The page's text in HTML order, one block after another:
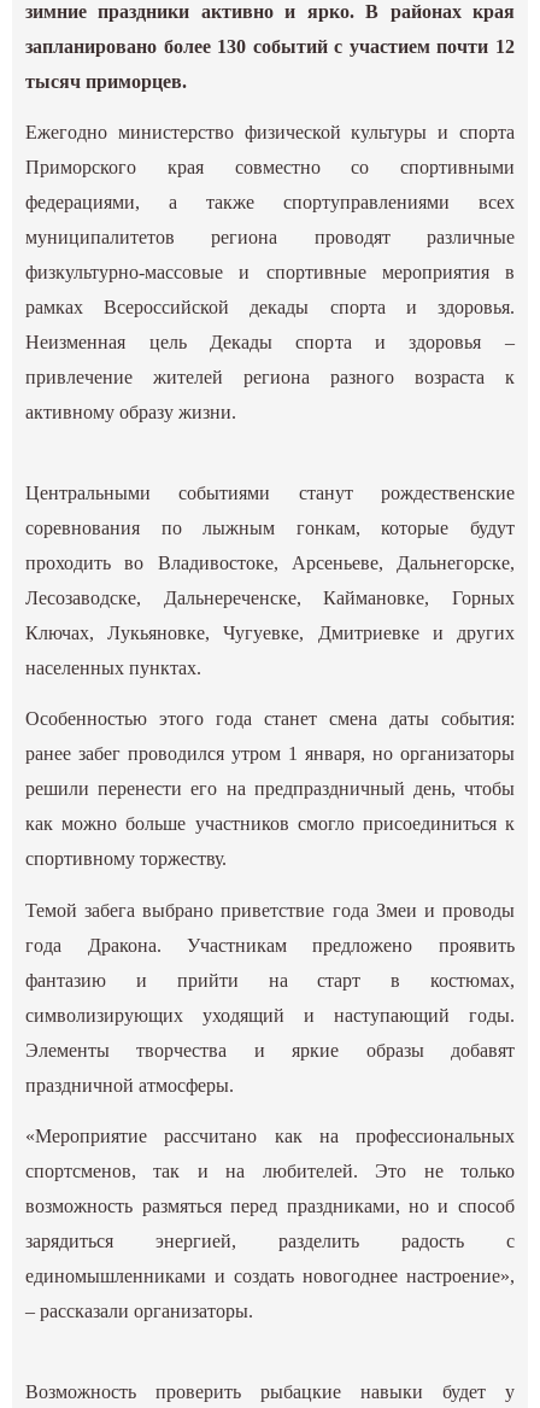
зимние праздники активно и ярко. В районах края
запланировано более 130 событий с участием почти 12
тысяч приморцев.
Ежегодно министерство физической культуры и спорта
Приморского края совместно со спортивными
федерациями, а также спортуправлениями всех
муниципалитетов региона проводят различные
физкультурно-массовые и спортивные мероприятия в
рамках Всероссийской декады спорта и здоровья.
Неизменная цель Декады спорта и здоровья –
привлечение жителей региона разного возраста к
активному образу жизни.
Центральными событиями станут рождественские
соревнования по лыжным гонкам, которые будут
проходить во Владивостоке, Арсеньеве, Дальнегорске,
Лесозаводске, Дальнереченске, Каймановке, Горных
Ключах, Лукьяновке, Чугуевке, Дмитриевке и других
населенных пунктах.
Особенностью этого года станет смена даты события:
ранее забег проводился утром 1 января, но организаторы
решили перенести его на предпраздничный день, чтобы
как можно больше участников смогло присоединиться к
спортивному торжеству.
Темой забега выбрано приветствие года Змеи и проводы
года Дракона. Участникам предложено проявить
фантазию и прийти на старт в костюмах,
символизирующих уходящий и наступающий годы.
Элементы творчества и яркие образы добавят
праздничной атмосферы.
«Мероприятие рассчитано как на профессиональных
спортсменов, так и на любителей. Это не только
возможность размяться перед праздниками, но и способ
зарядиться энергией, разделить радость с
единомышленниками и создать новогоднее настроение»,
– рассказали организаторы.
Возможность проверить рыбацкие навыки будет у